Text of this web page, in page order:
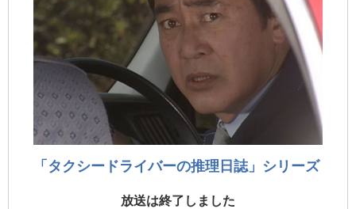
「タクシードライバーの推理日誌」シリーズ
放送は終了しました